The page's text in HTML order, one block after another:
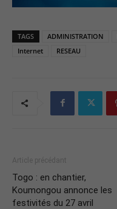
TAGS ADMINISTRATION
Internet
RESEAU
Article précédant
Togo : en chantier,
Koumongou annonce les
festivités du 27 avril